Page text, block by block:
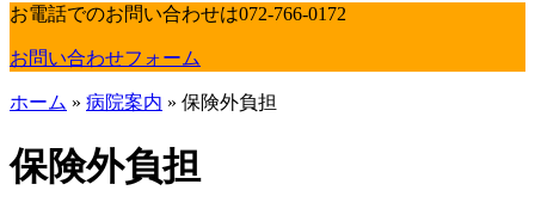
お電話でのお問い合わせは072-766-0172
お問い合わせフォーム
ホーム » 病院案内 » 保険外負担
保険外負担